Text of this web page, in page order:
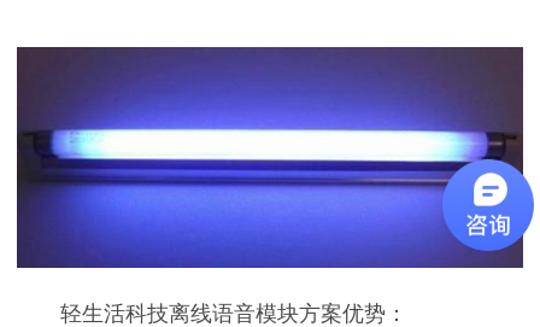
轻生活科技离线语音模块方案优势：